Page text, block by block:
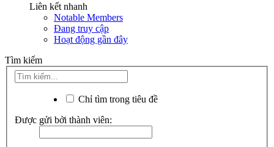
Liên kết nhanh
Notable Members
Đang truy cập
Hoạt động gần đây
Tìm kiếm
Chỉ tìm trong tiêu đề
Được gửi bởi thành viên: